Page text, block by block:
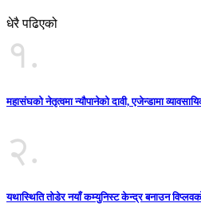
धेरै पढिएको
१.
महासंघको नेतृत्वमा न्यौपानेको दावी, एजेन्डामा
२.
यथास्थिति तोडेर नयाँ कम्युनिस्ट केन्द्र बनाउन